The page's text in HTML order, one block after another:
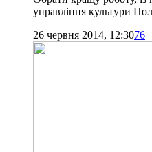
управління культури
26 червня 2014, 12:3076